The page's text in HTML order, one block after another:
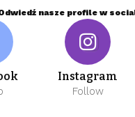
nasze profile w
Instagram
Follow